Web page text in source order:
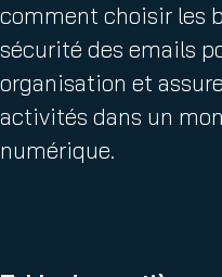
comment choisir les
sécurité des emails
organisation et
activités dans un
numérique.